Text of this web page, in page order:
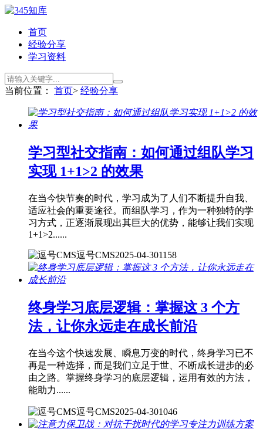
首页
经验分享
学习资料
当前位置： 首页> 经验分享
学习型社交指南：如何通过组队学习
实现 1+1>2 的效果
在当今快节奏的时代，学习成为了人们不断提升自我、
适应社会的重要途径。而组队学习，作为一种独特的学
习方式，正逐渐展现出其巨大的优势，能够让我们实现
1+1>2......
逗号CMS2025-04-301158
终身学习底层逻辑：掌握这 3 个方
法，让你永远走在成长前沿
在当今这个快速发展、瞬息万变的时代，终身学习已不
再是一种选择，而是我们立足于世、不断成长进步的必
由之路。掌握终身学习的底层逻辑，运用有效的方法，
能助力......
逗号CMS2025-04-301046